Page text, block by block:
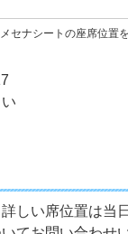
メセナシートの座席位置
しい席位置は当